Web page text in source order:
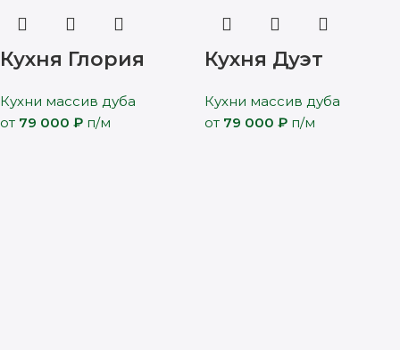
Кухня Глория
Кухни массив дуба
от 79 000 ₽ п/м
Кухня Дуэт
Кухни массив дуба
от 79 000 ₽ п/м